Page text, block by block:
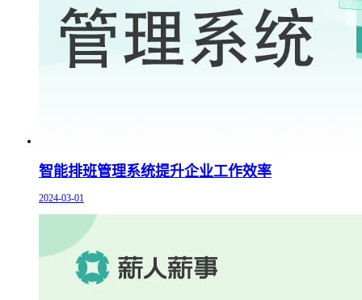
智能排班管理系统提升企业工作效率
2024-03-01